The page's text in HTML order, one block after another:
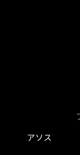
アソス